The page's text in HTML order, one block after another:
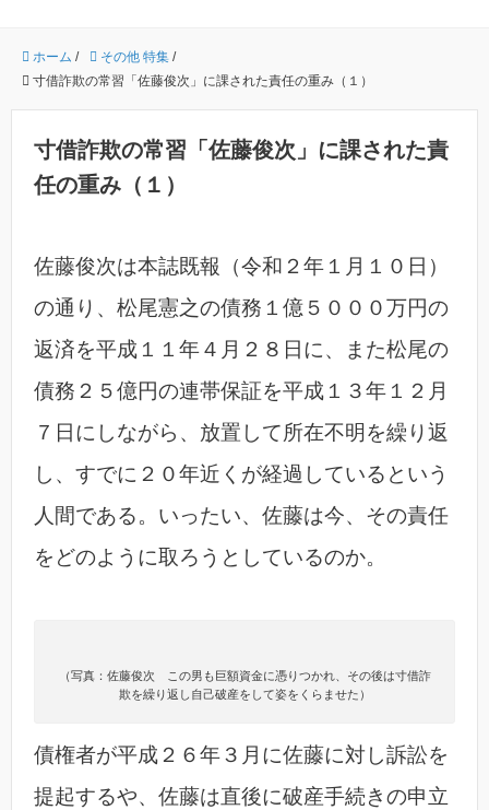
ホーム / その他 特集 /
寸借詐欺の常習「佐藤俊次」に課された責任の重み（１）
寸借詐欺の常習「佐藤俊次」に課された責
任の重み（１）
佐藤俊次は本誌既報（令和２年１月１０日）
の通り、松尾憲之の債務１億５０００万円の
返済を平成１１年４月２８日に、また松尾の
債務２５億円の連帯保証を平成１３年１２月
７日にしながら、放置して所在不明を繰り返
し、すでに２０年近くが経過しているという
人間である。いったい、佐藤は今、その責任
をどのように取ろうとしているのか。
（写真：佐藤俊次 この男も巨額資金に憑りつかれ、その後は寸借詐
欺を繰り返し自己破産をして姿をくらませた）
債権者が平成２６年３月に佐藤に対し訴訟を
提起するや、佐藤は直後に破産手続きの申立